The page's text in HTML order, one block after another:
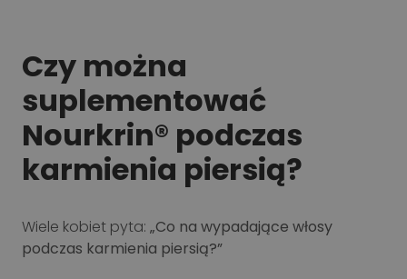
Czy można
suplementować
Nourkrin® podczas
karmienia piersią?
Wiele kobiet pyta: „Co na wypadające włosy
podczas karmienia piersią?”